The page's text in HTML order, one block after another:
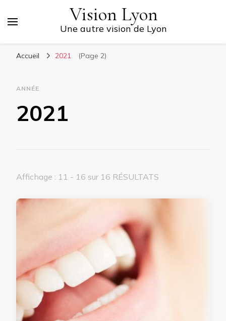
Vision Lyon
Une autre vision de Lyon
Accueil 2021 (Page 2)
ANNÉE
2021
Affichage : 11 - 16 sur 16 RÉSULTATS